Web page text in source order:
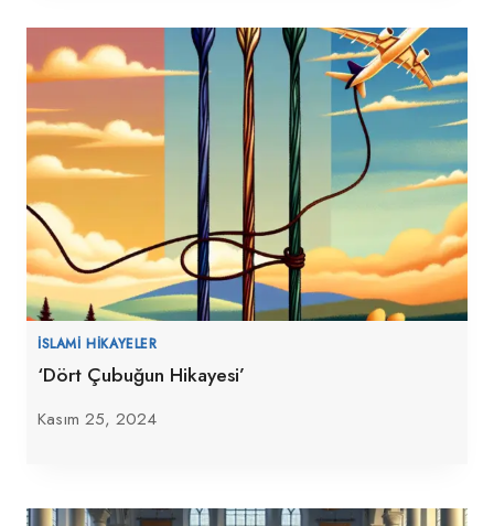
İSLAMI HIKAYELER
‘Dört Çubuğun Hikayesi’
Kasım 25, 2024